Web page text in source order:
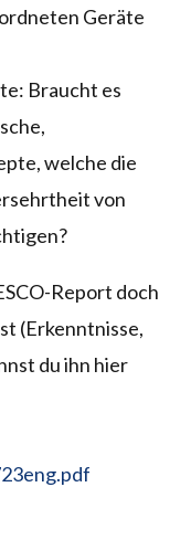
Geräte
Braucht es
welche die
von
Report doch
(Erkenntnisse,
du ihn hier